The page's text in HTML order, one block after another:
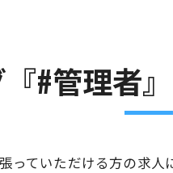
#管理者
っていただける方の求